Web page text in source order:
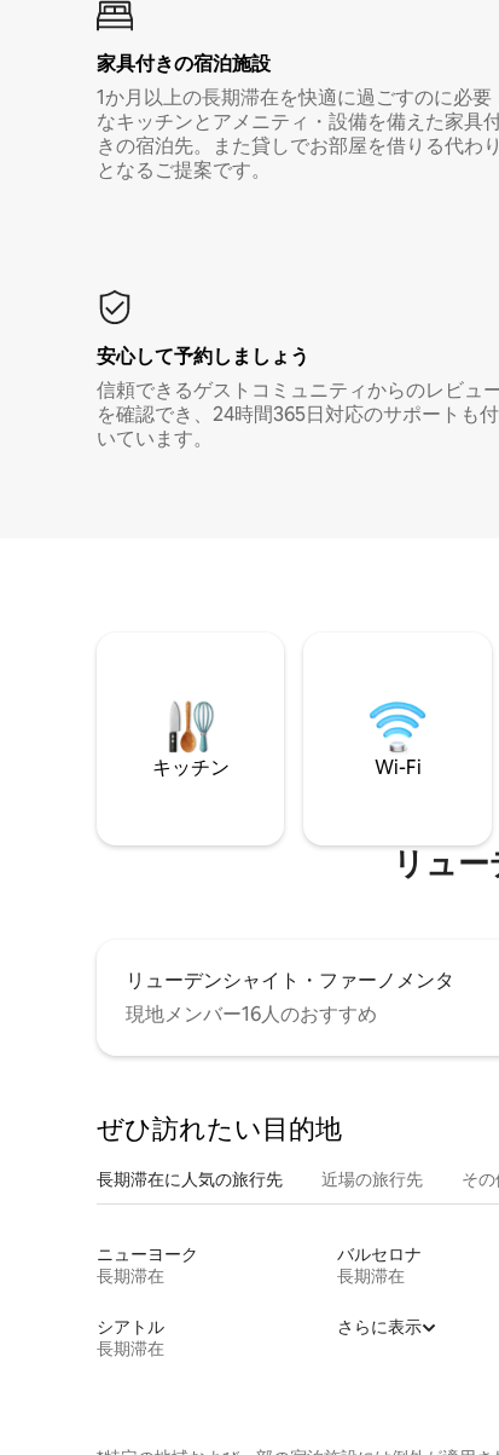
家具付き⁠の宿⁠泊⁠施⁠設
1か月以上の長期滞在を快適に過ごすのに必要
なキッチンとアメニティ・設備を備えた家具
きの宿泊先。また貸しでお部屋を借りる代わり
となるご提案です。
安心して予約しましょう
信頼できるゲストコミュニティからのレビュ
を確認でき、24時間365日対応のサポートも付
いています。
キッチン Wi-Fi
リュ
リューデンシャイト・ファーノメンタ
現地メンバー16人のおすすめ
ぜひ訪⁠れ⁠た⁠い目⁠的⁠地
長期滞在に人気の旅行先 近場の旅行先 そ
ニューヨーク
長期滞在
バルセロナ
長期滞在
シアトル
長期滞在
さらに表示